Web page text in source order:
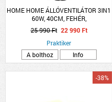
HOME HOME ÁLLÓVENTILÁTOR 3IN1
60W, 40CM, FEHÉR,
TÁVIRÁNYÍTÓVAL
25 990 Ft 22 990 Ft
Praktiker
A bolthoz
Info
-38%